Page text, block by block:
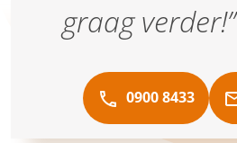
graag verder!”
0900 8433